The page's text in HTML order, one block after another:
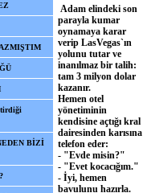
BİZİ
Adam elindeki son
parayla kumar
oynamaya karar
verip LasVegas`ın
yolunu tutar ve
inanılmaz bir talih:
tam 3 milyon dolar
kazanır.
Hemen otel
yönetiminin
kendisine açtığı kral
dairesinden karısına
telefon eder:
- "Evde misin?"
- "Evet kocacığım."
- İyi, hemen
bavulunu hazırla.